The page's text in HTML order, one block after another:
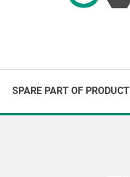
SPARE PART OF PRODUCT